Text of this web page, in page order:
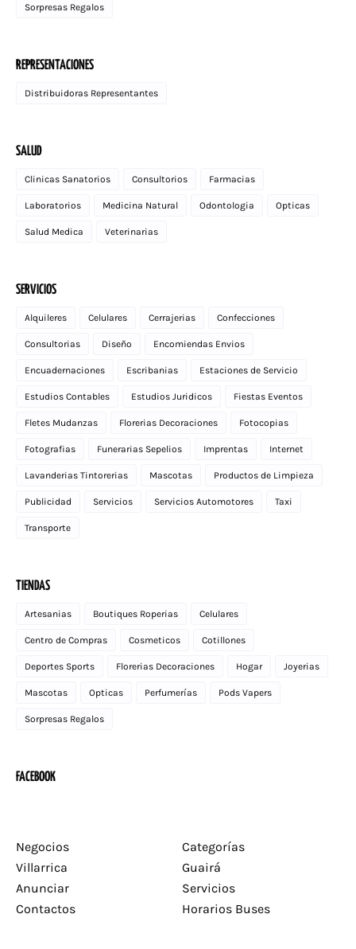
Sorpresas Regalos
REPRESENTACIONES
Distribuidoras Representantes
SALUD
Clinicas Sanatorios Consultorios Farmacias
Laboratorios Medicina Natural Odontologia Opticas
Salud Medica Veterinarias
SERVICIOS
Alquileres Celulares Cerrajerias Confecciones
Consultorias Diseño Encomiendas Envios
Encuadernaciones Escribanias Estaciones de Servicio
Estudios Contables Estudios Juridicos Fiestas Eventos
Fletes Mudanzas Florerias Decoraciones Fotocopias
Fotografias Funerarias Sepelios Imprentas Internet
Lavanderias Tintorerias Mascotas Productos de Limpieza
Publicidad Servicios Servicios Automotores Taxi
Transporte
TIENDAS
Artesanias Boutiques Roperias Celulares
Centro de Compras Cosmeticos Cotillones
Deportes Sports Florerias Decoraciones Hogar Joyerias
Mascotas Opticas Perfumerías Pods Vapers
Sorpresas Regalos
FACEBOOK
Negocios
Categorías
Villarrica
Guairá
Anunciar
Servicios
Contactos
Horarios Buses